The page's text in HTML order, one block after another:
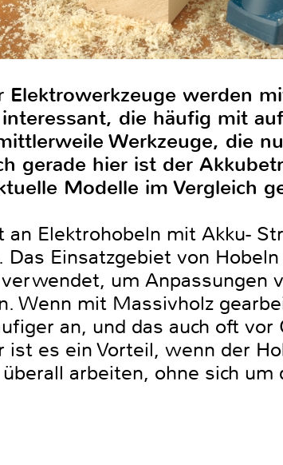
Elektrowerkzeuge werden
die häufig mit
Werkzeuge, die
gerade hier ist der
Modelle im Vergleich
an Elektrohobeln mit Akku-
Das Einsatzgebiet von
um Anpassungen
Wenn mit Massivholz
an, und das auch oft
ist es ein Vorteil, wenn der
arbeiten, ohne sich